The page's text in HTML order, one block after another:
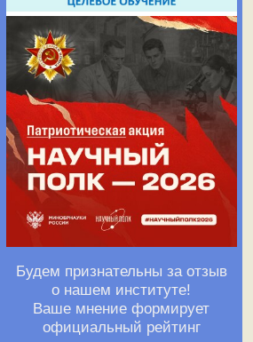
Будем признательны за отзыв
о нашем институте!
Ваше мнение формирует
официальный рейтинг